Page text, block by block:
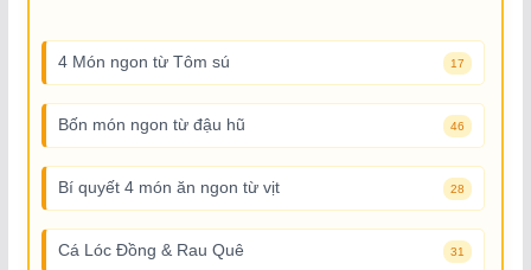
4 Món ngon từ Tôm sú 17
Bốn món ngon từ đậu hũ 46
Bí quyết 4 món ăn ngon từ vịt 28
Cá Lóc Đồng & Rau Quê 31